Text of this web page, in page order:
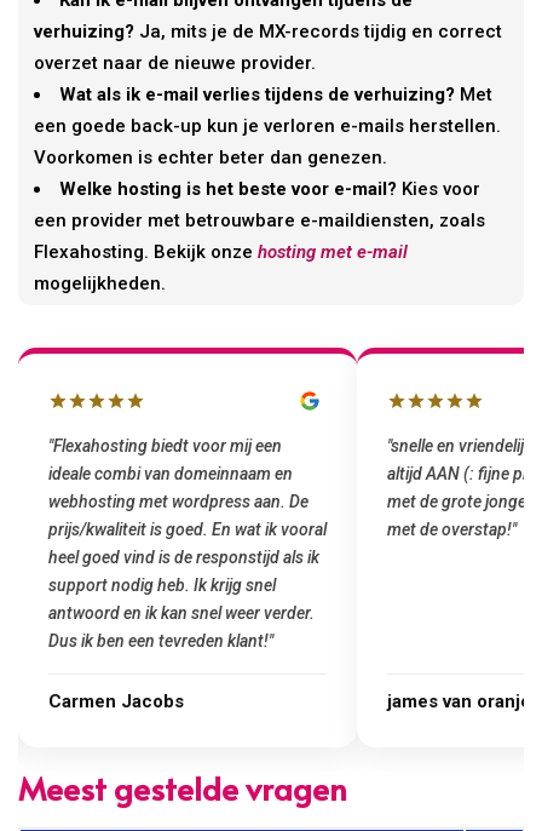
verhuizing? Ja, mits je de MX-records tijdig en correct
overzet naar de nieuwe provider.
Wat als ik e-mail verlies tijdens de verhuizing? Met
een goede back-up kun je verloren e-mails herstellen.
Voorkomen is echter beter dan genezen.
Welke hosting is het beste voor e-mail? Kies voor
een provider met betrouwbare e-maildiensten, zoals
Flexahosting. Bekijk onzehosting met e-mail
mogelijkheden.
"snelle en vriendelijke service. staat
altijd AAN (: fijne prijzen vergeleken
met de grote jongens en dus nu al blij
met de overstap!"
james van oranje
"Top service. Ik had
het installeren van
was meteen door
gemaakt. Top
Marcel Thijs
Meest gestelde vragen